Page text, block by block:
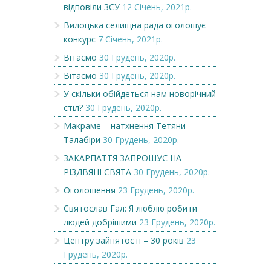
відповіли ЗСУ 12 Січень, 2021р.
Вилоцька селищна рада оголошує
конкурс 7 Січень, 2021р.
Вітаємо 30 Грудень, 2020р.
Вітаємо 30 Грудень, 2020р.
У скільки обійдеться нам новорічний
стіл? 30 Грудень, 2020р.
Макраме – натхнення Тетяни
Талабіри 30 Грудень, 2020р.
ЗАКАРПАТТЯ ЗАПРОШУЄ НА
РІЗДВЯНІ СВЯТА 30 Грудень, 2020р.
Оголошення 23 Грудень, 2020р.
Святослав Гал: Я люблю робити
людей добрішими 23 Грудень, 2020р.
Центру зайнятості – 30 років 23
Грудень, 2020р.